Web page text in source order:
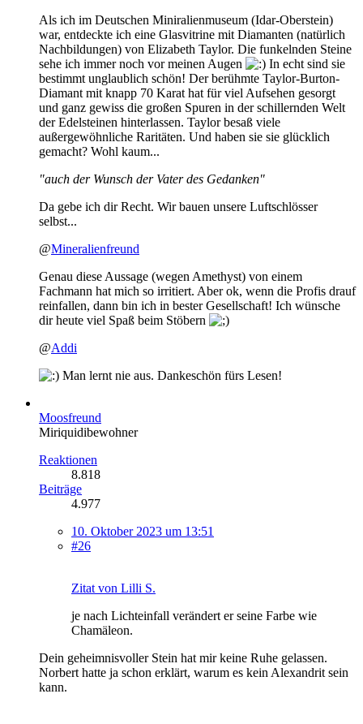
Als ich im Deutschen Miniralienmuseum (Idar-Oberstein)
war, entdeckte ich eine Glasvitrine mit Diamanten (natürlich
Nachbildungen) von Elizabeth Taylor. Die funkelnden Steine
sehe ich immer noch vor meinen Augen
In echt sind sie
bestimmt unglaublich schön! Der berühmte Taylor-Burton-
Diamant mit knapp 70 Karat hat für viel Aufsehen gesorgt
und ganz gewiss die großen Spuren in der schillernden Welt
der Edelsteinen hinterlassen. Taylor besaß viele
außergewöhnliche Raritäten. Und haben sie sie glücklich
gemacht? Wohl kaum...
"auch der Wunsch der Vater des Gedanken"
Da gebe ich dir Recht. Wir bauen unsere Luftschlösser
selbst...
@Mineralienfreund
Genau diese Aussage (wegen Amethyst) von einem
Fachmann hat mich so irritiert. Aber ok, wenn die Profis drauf
reinfallen, dann bin ich in bester Gesellschaft! Ich wünsche
dir heute viel Spaß beim Stöbern
@Addi
Man lernt nie aus. Dankeschön fürs Lesen!
Moosfreund
Miriquidibewohner
Reaktionen
8.818
Beiträge
4.977
10. Oktober 2023 um 13:51
#26
Zitat von Lilli S.
je nach Lichteinfall verändert er seine Farbe wie
Chamäleon.
Dein geheimnisvoller Stein hat mir keine Ruhe gelassen.
Norbert hatte ja schon erklärt, warum es kein Alexandrit sein
kann.